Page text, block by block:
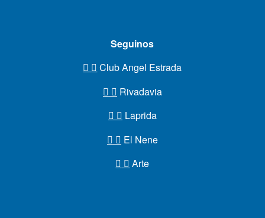
Seguinos
Club Angel Estrada
Rivadavia
Laprida
El Nene
Arte